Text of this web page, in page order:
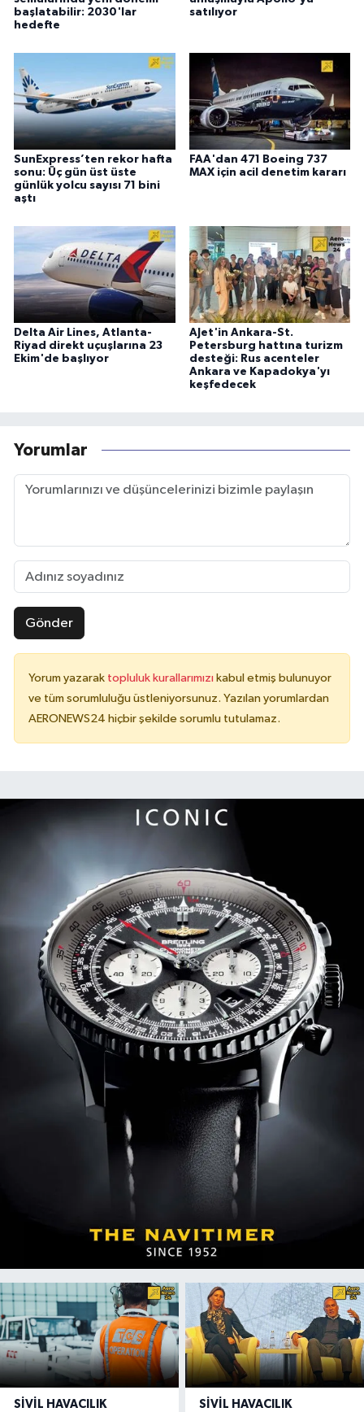
başlatabilir: 2030'lar
hedefte
satılıyor
SunExpress’ten rekor hafta
sonu: Üç gün üst üste
günlük yolcu sayısı 71 bini
aştı
FAA'dan 471 Boeing 737
MAX için acil denetim kararı
Delta Air Lines, Atlanta-
Riyad direkt uçuşlarına 23
Ekim'de başlıyor
AJet'in Ankara-St.
Petersburg hattına turizm
desteği: Rus acenteler
Ankara ve Kapadokya'yı
keşfedecek
Yorumlar
Gönder
Yorum yazarak topluluk kurallarımızı kabul etmiş bulunuyor
ve tüm sorumluluğu üstleniyorsunuz. Yazılan yorumlardan
AERONEWS24 hiçbir şekilde sorumlu tutulamaz.
SIVIL HAVACILIK SIVIL HAVACILIK